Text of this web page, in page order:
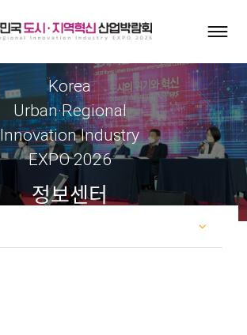
Korea
Urban·Regional
Innovation Industry
EXPO 2026
정보센터